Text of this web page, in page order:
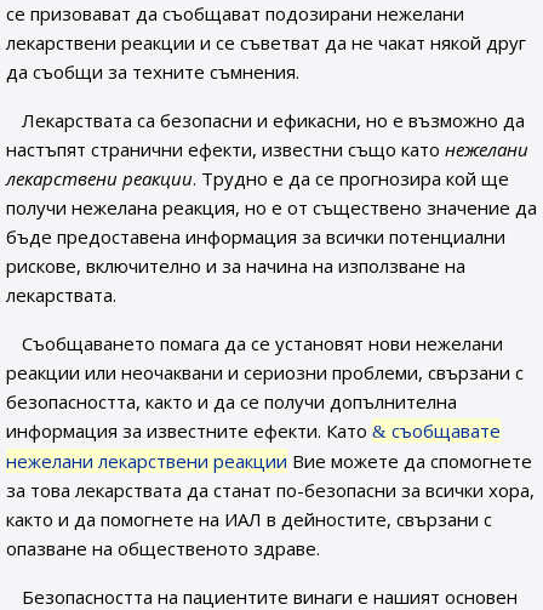
се призовават да съобщават подозирани нежелани
лекарствени реакции и се съветват да не чакат някой друг
да съобщи за техните съмнения.
Лекарствата са безопасни и ефикасни, но е възможно да
настъпят странични ефекти, известни също като нежелани
лекарствени реакции. Трудно е да се прогнозира кой ще
получи нежелана реакция, но е от съществено значение да
бъде предоставена информация за всички потенциални
рискове, включително и за начина на използване на
лекарствата.
Съобщаването помага да се установят нови нежелани
реакции или неочаквани и сериозни проблеми, свързани с
безопасността, както и да се получи допълнителна
информация за известните ефекти. Като
съобщавате
нежелани лекарствени реакции Вие можете да спомогнете
за това лекарствата да станат по-безопасни за всички хора,
както и да помогнете на ИАЛ в дейностите, свързани с
опазване на общественото здраве.
Безопасността на пациентите винаги е нашият основен